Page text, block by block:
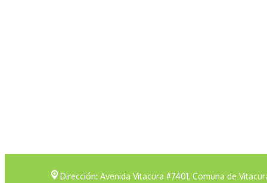
Dirección: Avenida Vitacura #7401, Comuna de